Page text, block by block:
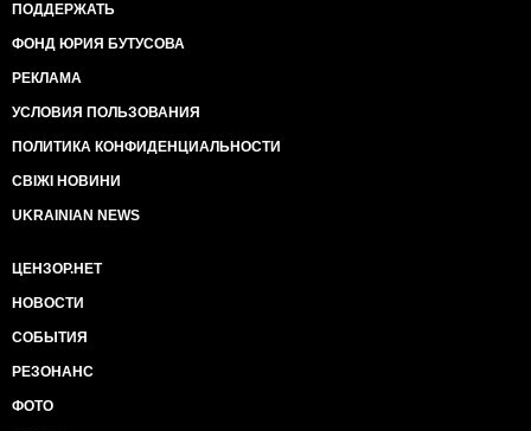
ПОДДЕРЖАТЬ
ФОНД ЮРИЯ БУТУСОВА
РЕКЛАМА
УСЛОВИЯ ПОЛЬЗОВАНИЯ
ПОЛИТИКА КОНФИДЕНЦИАЛЬНОСТИ
СВІЖІ НОВИНИ
UKRAINIAN NEWS
ЦЕНЗОР.НЕТ
НОВОСТИ
СОБЫТИЯ
РЕЗОНАНС
ФОТО